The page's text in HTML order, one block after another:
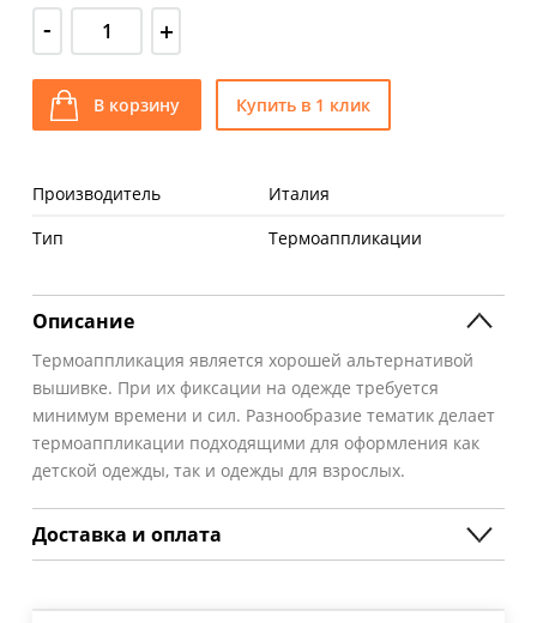
- +
В корзину Купить в 1 клик
Производитель
Италия
Тип
Термоаппликации
Описание
Термоаппликация является хорошей альтернативой
вышивке. При их фиксации на одежде требуется
минимум времени и сил. Разнообразие тематик делает
термоаппликации подходящими для оформления как
детской одежды, так и одежды для взрослых.
Доставка и оплата